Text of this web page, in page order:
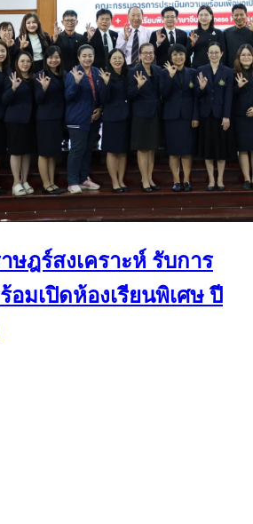
ษฎร์สงเคราะห์ รับการ
อมเปิดห้องเรียนพิเศษ ปี